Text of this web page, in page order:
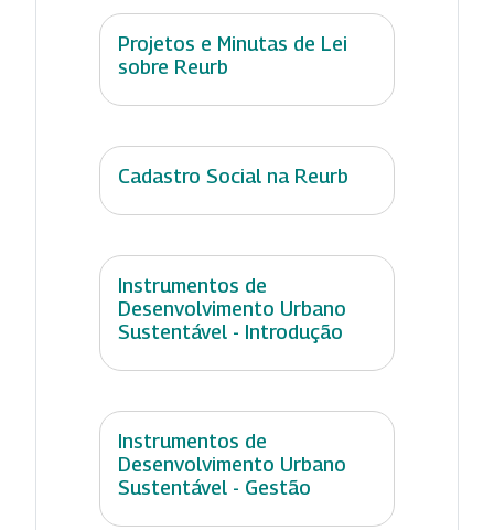
Projetos e Minutas de Lei
sobre Reurb
Cadastro Social na Reurb
Instrumentos de
Desenvolvimento Urbano
Sustentável - Introdução
Instrumentos de
Desenvolvimento Urbano
Sustentável - Gestão